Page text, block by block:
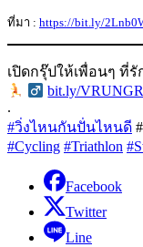
ที่มา : https://bit.ly/
เปิดกรุ๊ปให้เพื่อนๆ ที่
bit.ly/
.
#วิ่งไหนกันปั่นไหนดี
#Cycling #Triathlon
Facebook
Twitter
Line